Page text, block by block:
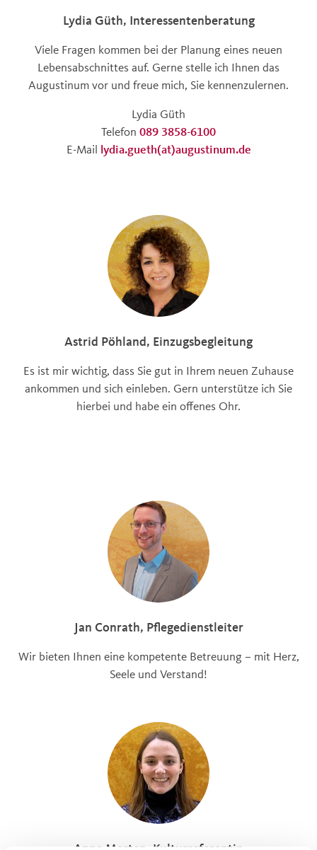
Lydia Güth, Interessentenberatung
Viele Fragen kommen bei der Planung eines neuen
Lebensabschnittes auf. Gerne stelle ich Ihnen das
Augustinum vor und freue mich, Sie kennenzulernen.
Lydia Güth
Telefon 089 3858-6100
E-Mail lydia.gueth(at)augustinum.de
Astrid Pöhland, Einzugsbegleitung
Es ist mir wichtig, dass Sie gut in Ihrem neuen Zuhause
ankommen und sich einleben. Gern unterstütze ich Sie
hierbei und habe ein offenes Ohr.
Jan Conrath, Pflegedienstleiter
Wir bieten Ihnen eine kompetente Betreuung – mit Herz,
Seele und Verstand!